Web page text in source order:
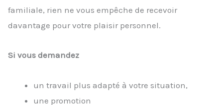
familiale, rien ne vous empêche de recevoir
davantage pour votre plaisir personnel.
Si vous demandez
un travail plus adapté à votre situation,
une promotion